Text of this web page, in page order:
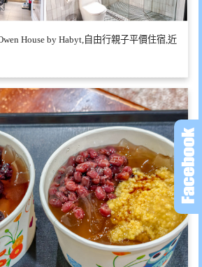
House by Habyt,自由行親子平價住宿,近